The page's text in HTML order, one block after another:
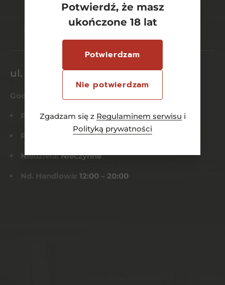
Potwierdź, że masz
ukończone 18 lat
Potwierdzam
Nie potwierdzam
Zgadzam się z Regulaminem serwisu i
Polityką prywatności
bezpieczne
płatności online
szeroki wybór
asortymentu
ul. Dworcowa 26/6
Godziny otwarcia
Pn-Czw:8:00 – 21:00
Pt-Sob: 8:00 – 22:00
Niedziela:Nieczynne
Nd. Handlowa: 12:00 – 20:00